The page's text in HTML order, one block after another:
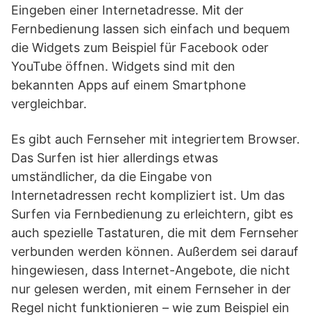
Eingeben einer Internetadresse. Mit der
Fernbedienung lassen sich einfach und bequem
die Widgets zum Beispiel für Facebook oder
YouTube öffnen. Widgets sind mit den
bekannten Apps auf einem Smartphone
vergleichbar.
Es gibt auch Fernseher mit integriertem Browser.
Das Surfen ist hier allerdings etwas
umständlicher, da die Eingabe von
Internetadressen recht kompliziert ist. Um das
Surfen via Fernbedienung zu erleichtern, gibt es
auch spezielle Tastaturen, die mit dem Fernseher
verbunden werden können. Außerdem sei darauf
hingewiesen, dass Internet-Angebote, die nicht
nur gelesen werden, mit einem Fernseher in der
Regel nicht funktionieren – wie zum Beispiel ein